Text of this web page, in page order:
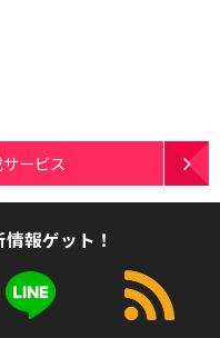
ービス
報ゲット！